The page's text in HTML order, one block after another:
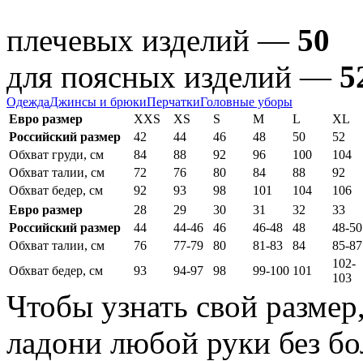
плечевых изделий — 50
для поясных изделий —
ОдеждаДжинсы и брюкиПерчаткиГоловные уборы
Евро размер
XXS XS S M L
XL
Российский размер
42 44 46 48 50
52
Обхват груди, см
84 88 92 96 100
104
Обхват талии, см
72 76 80 84 88
92
Обхват бедер, см
92 93 98 101 104
106
Евро размер
28 29 30 31 32
33
Российский размер
44 44-46 46 46-48 48
48-50
Обхват талии, см
76 77-79 80 81-83 84
85-87
Обхват бедер, см
93 94-97 98 99-100 101
102-
103
Чтобы узнать свой
ладони любой руки без